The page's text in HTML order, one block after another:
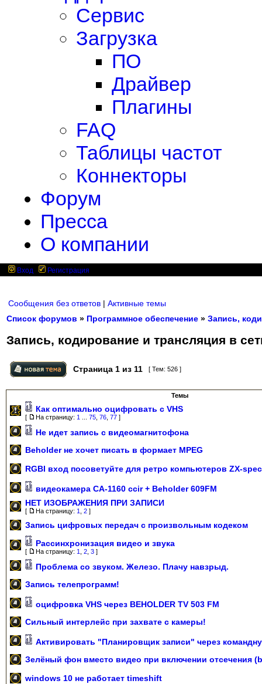
Сервис
Загрузка
ПО
Драйвер
Плагины
FAQ
Таблицы частот
Коннекторы
Форум
Пресса
О компании
Вход Регистрация
Сообщения без ответов | Активные темы
Список форумов » Программное обеспечение » Запись,
Запись, кодирование и трансляция в
Страница 1 из 11 [ Тем: 526 ]
Темы
Как оптимально оцифровать с VHS
[ На страницу: 1 75 76 77 ]
Не идет запись с видеомагнитофона
Beholder не хочет писать в формает MPEG
RGBI вход посоветуйте для ретро компьютеров ZX-
видеокамера CA-1160 ccir + Beholder 609FM
НЕТ ИЗОБРАЖЕНИЯ ПРИ ЗАПИСИ
[ На страницу: 1 2 ]
Запись цифровых передач с произвольным кодеком
Рассинхронизация видео и звука
[ На страницу: 1 2 3 ]
Проблема со звуком. Железо. Плачу навзрыд.
Запись телепрограмм!
оцифровка VHS через BEHOLDER TV 503 FM
Сильный интерлейс при захвате с камеры!
Активировать "Планировщик записи" через
Зелёный фон вместо видео при включении отсечения
windows 10 не работает timeshift